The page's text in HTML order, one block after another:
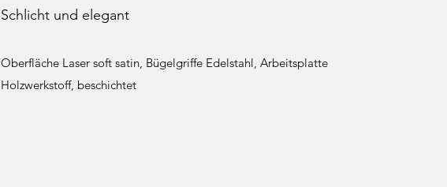
Schlicht und elegant
Oberfläche Laser soft satin, Bügelgriffe Edelstahl, Arbeitsplatte
Holzwerkstoff, beschichtet